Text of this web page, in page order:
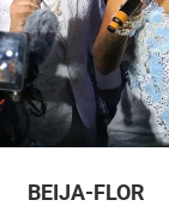
BEIJA-FLOR